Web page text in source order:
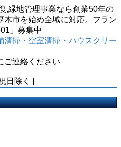
,緑地管理事業なら創業50年の
木市を始め全域に対応。フラン
」募集中
ご連絡ください
日除く ]